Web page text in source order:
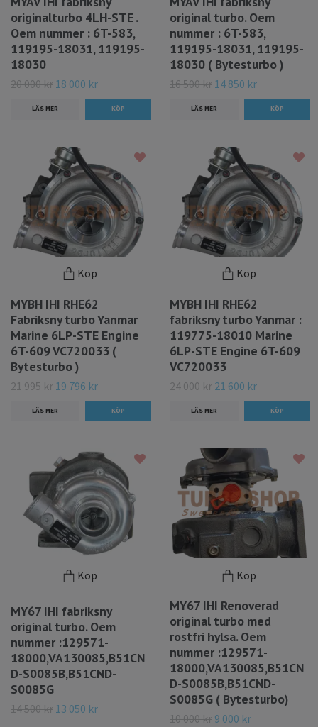
originalturbo 4LH-STE .
Oem nummer : 6T-583,
119195-18031, 119195-
18030
20 000 kr 18 000 kr
LÄS MER
original turbo. Oem
nummer : 6T-583,
119195-18031, 119195-
18030 ( Bytesturbo )
16 500 kr 14 850 kr
LÄS MER
Köp
MYBH IHI RHE62
Fabriksny turbo Yanmar
Marine 6LP-STE Engine
6T-609 VC720033 (
Bytesturbo )
21 995 kr 19 796 kr
LÄS MER
Köp
MYBH IHI RHE62
fabriksny turbo Yanmar :
119775-18010 Marine
6LP-STE Engine 6T-609
VC720033
24 000 kr 21 600 kr
LÄS MER
Köp
MY67 IHI fabriksny
original turbo. Oem
nummer :129571-
18000,VA130085,B51CN
D-S0085B,B51CND-
S0085G
14 500 kr 13 050 kr
Köp
MY67 IHI Renoverad
original turbo med
rostfri hylsa. Oem
nummer :129571-
18000,VA130085,B51CN
D-S0085B,B51CND-
S0085G ( Bytesturbo)
10 000 kr 9 000 kr